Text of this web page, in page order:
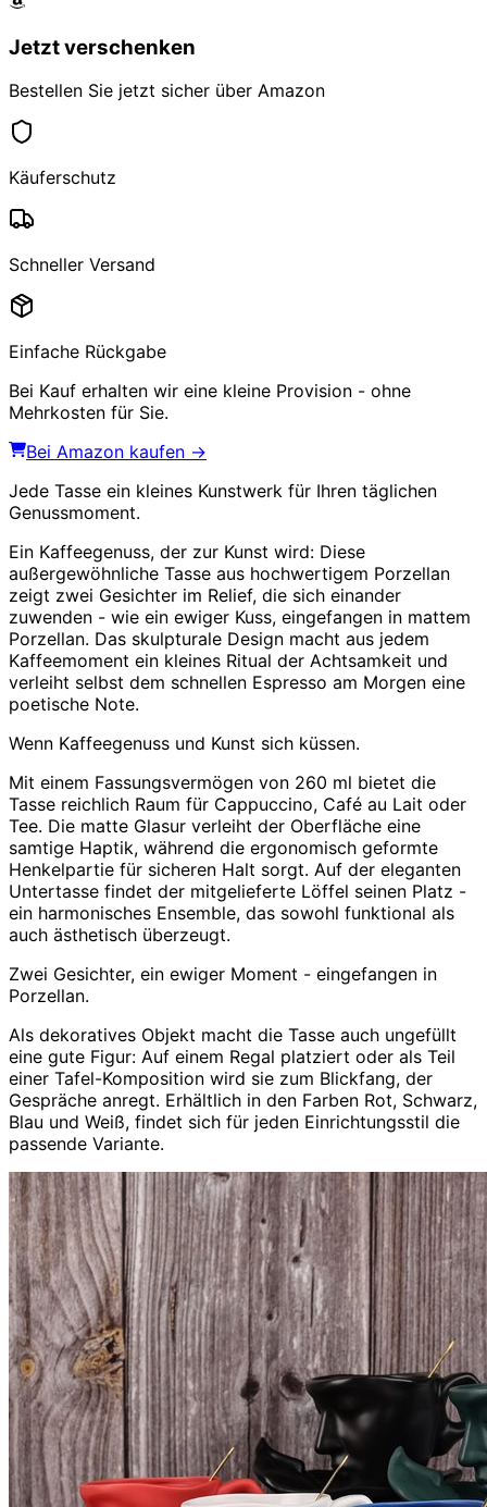
Jetzt verschenken
Bestellen Sie jetzt sicher über Amazon
Käuferschutz
Schneller Versand
Einfache Rückgabe
Bei Kauf erhalten wir eine kleine Provision - ohne
Mehrkosten für Sie.
Bei Amazon kaufen →
Jede Tasse ein kleines Kunstwerk für Ihren täglichen
Genussmoment.
Ein Kaffeegenuss, der zur Kunst wird: Diese
außergewöhnliche Tasse aus hochwertigem Porzellan
zeigt zwei Gesichter im Relief, die sich einander
zuwenden - wie ein ewiger Kuss, eingefangen in mattem
Porzellan. Das skulpturale Design macht aus jedem
Kaffeemoment ein kleines Ritual der Achtsamkeit und
verleiht selbst dem schnellen Espresso am Morgen eine
poetische Note.
Wenn Kaffeegenuss und Kunst sich küssen.
Mit einem Fassungsvermögen von 260 ml bietet die
Tasse reichlich Raum für Cappuccino, Café au Lait oder
Tee. Die matte Glasur verleiht der Oberfläche eine
samtige Haptik, während die ergonomisch geformte
Henkelpartie für sicheren Halt sorgt. Auf der eleganten
Untertasse findet der mitgelieferte Löffel seinen Platz -
ein harmonisches Ensemble, das sowohl funktional als
auch ästhetisch überzeugt.
Zwei Gesichter, ein ewiger Moment - eingefangen in
Porzellan.
Als dekoratives Objekt macht die Tasse auch ungefüllt
eine gute Figur: Auf einem Regal platziert oder als Teil
einer Tafel-Komposition wird sie zum Blickfang, der
Gespräche anregt. Erhältlich in den Farben Rot, Schwarz,
Blau und Weiß, findet sich für jeden Einrichtungsstil die
passende Variante.